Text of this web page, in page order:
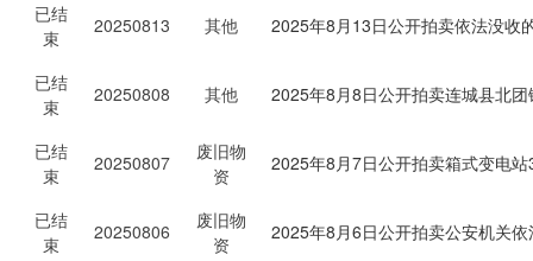
已结
束
20250813 其他 2025年8月13日公开拍卖依法没收
已结
束
20250808 其他 2025年8月8日公开拍卖连城县北
已结
束
20250807
废旧物
资
2025年8月7日公开拍卖箱式变电
已结
束
20250806
废旧物
资
2025年8月6日公开拍卖公安机关